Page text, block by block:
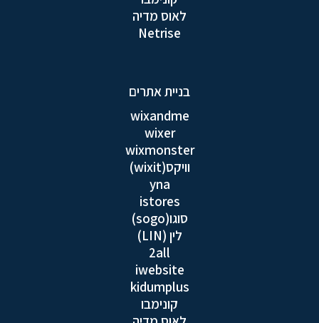
לאוס מדיה
Netrise
בניית אתרים
wixandme
wixer
wixmonster
וויקס(wixit)
yna
istores
סוגו(sogo)
לין (LIN)
2all
iwebsite
kidumplus
קונימבו